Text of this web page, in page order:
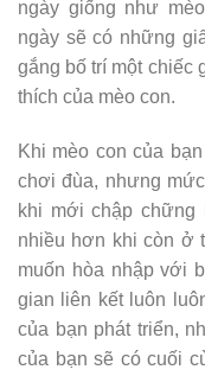
ngày giống như
ngày sẽ có những
gắng bố trí một chiếc
thích của mèo con.
Khi mèo con của
chơi đùa, nhưng
khi mới chập
nhiều hơn khi còn ở
muốn hòa nhập với
gian liên kết luôn
của bạn phát triển,
của bạn sẽ có cuối